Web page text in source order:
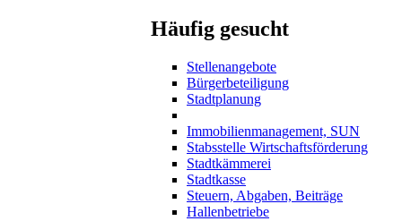
Häufig gesucht
Stellenangebote
Bürgerbeteiligung
Stadtplanung
Immobilienmanagement, SUN
Stabsstelle Wirtschaftsförderung
Stadtkämmerei
Stadtkasse
Steuern, Abgaben, Beiträge
Hallenbetriebe